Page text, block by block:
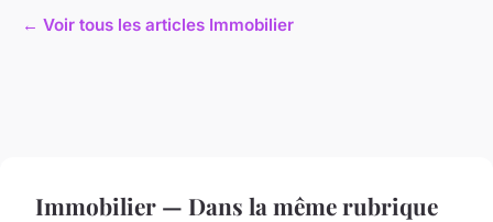
← Voir tous les articles Immobilier
Immobilier — Dans la même rubrique